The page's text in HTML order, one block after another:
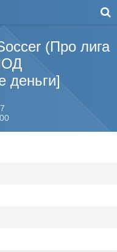
(Про лига
деньги]